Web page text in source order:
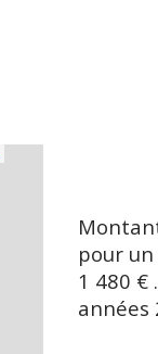
pour
1 480 €
années